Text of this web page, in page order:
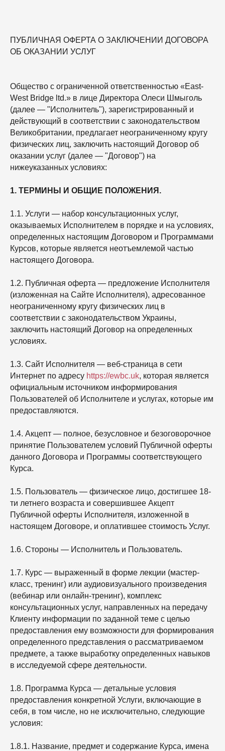
ПУБЛИЧНАЯ ОФЕРТА О ЗАКЛЮЧЕНИИ ДОГОВОРА
ОБ ОКАЗАНИИ УСЛУГ
Общество с ограниченной ответственностью «East-
West Bridge ltd.» в лице Директора Олеси Шмыголь
(далее — "Исполнитель"), зарегистрированный и
действующий в соответствии с законодательством
Великобритании, предлагает неограниченному кругу
физических лиц, заключить настоящий Договор об
оказании услуг (далее — "Договор") на
нижеуказанных условиях:
1. ТЕРМИНЫ И ОБЩИЕ ПОЛОЖЕНИЯ.
1.1. Услуги — набор консультационных услуг,
оказываемых Исполнителем в порядке и на условиях,
определенных настоящим Договором и Программами
Курсов, которые является неотъемлемой частью
настоящего Договора.
1.2. Публичная оферта — предложение Исполнителя
(изложенная на Сайте Исполнителя), адресованное
неограниченному кругу физических лиц в
соответствии с законодательством Украины,
заключить настоящий Договор на определенных
условиях.
1.3. Cайт Исполнителя — веб-страница в сети
Интернет по адресу https://ewbc.uk, которая является
официальным источником информирования
Пользователей об Исполнителе и услугах, которые им
предоставляются.
1.4. Акцепт — полное, безусловное и безоговорочное
принятие Пользователем условий Публичной оферты
данного Договора и Программы соответствующего
Курса.
1.5. Пользователь — физическое лицо, достигшее 18-
ти летнего возраста и совершившее Акцепт
Публичной оферты Исполнителя, изложенной в
настоящем Договоре, и оплатившее стоимость Услуг.
1.6. Стороны — Исполнитель и Пользователь.
1.7. Курс — выраженный в форме лекции (мастер-
класс, тренинг) или аудиовизуального произведения
(вебинар или онлайн-тренинг), комплекс
консультационных услуг, направленных на передачу
Клиенту информации по заданной теме с целью
предоставления ему возможности для формирования
определенного представления о рассматриваемом
предмете, а также выработку определенных навыков
в исследуемой сфере деятельности.
1.8. Программа Курса — детальные условия
предоставления конкретной Услуги, включающие в
себя, в том числе, но не исключительно, следующие
условия:
1.8.1. Название, предмет и содержание Курса, имена